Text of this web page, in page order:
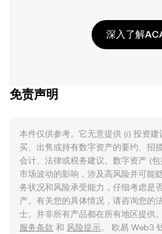
深入了解
免责声明
本件仅供参考。它无意提供 (i) 投资建
买、出售或持有数字资产的要约、招
会计、法律或税务建议。数字资产 (
市场波动的影响，涉及高风险并可能
务状况和风险承受能力，仔细考虑是
产。有关您的具体情况，请咨询您的
士。并非所有产品都在所有地区提供
服务条款 和 风险提示。 欧易 Web3